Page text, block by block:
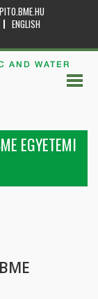
ENGLISH
AND WATER
EGYETEMI